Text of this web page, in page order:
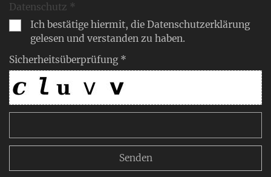
Datenschutz *
Ich bestätige hiermit, die Datenschutzerklärung
gelesen und verstanden zu haben.
Sicherheitsüberprüfung *